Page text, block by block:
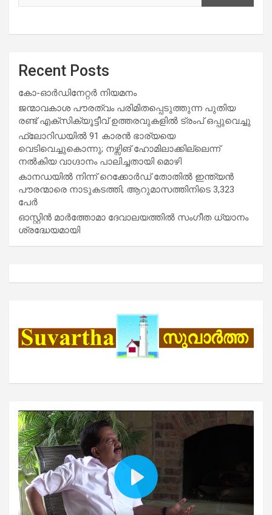
Recent Posts
കോ-ഓർഡിനേറ്റർ നിയമനം
ജന്മാവകാശ പൗരത്വം പരിമിതപ്പെടുത്തുന്ന പുതിയ
രണ്ട് എക്സിക്യൂട്ടീവ് ഉത്തരവുകളിൽ ട്രംപ് ഒപ്പുവെച്ചു
ഫ്ലോറിഡയിൽ 91 കാരൻ ഭാര്യയെ
വെടിവെച്ചുകൊന്നു; നഴ്സിങ് ഹോമിലാക്കില്ലെന്ന്
നൽകിയ വാഗ്ദാനം പാലിച്ചതായി മൊഴി
കാനഡയിൽ നിന്ന് റെക്കോർഡ് തോതിൽ ഇന്ത്യൻ
പൗരന്മാരെ നാടുകടത്തി; ആറുമാസത്തിനിടെ 3,323
പേർ
ഓസ്റ്റിൻ മാർത്തോമാ ദേവാലയത്തിൽ സംഗീത ധ്യാനം
ശ്രദ്ധേയമായി